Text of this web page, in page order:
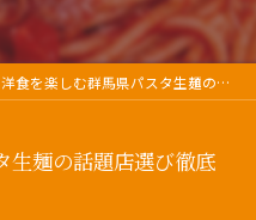
洋食を楽しむ群馬県パスタ生麺の話題店選び徹底ガイド
生麺の話題店選び徹底